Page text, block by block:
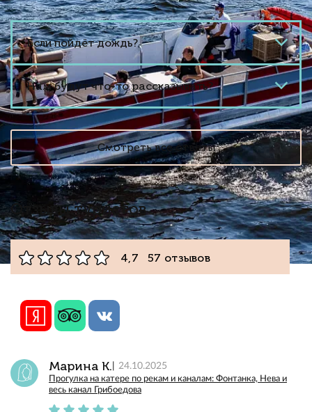
Если пойдёт дождь?
Нам будут что-то рассказывать?
Смотреть все ответы
Отзывы туристов
4,7 57 отзывов
Марина К. 24.10.2025
Прогулка на катере по рекам и каналам: Фонтанка, Нева и
весь канал Грибоедова